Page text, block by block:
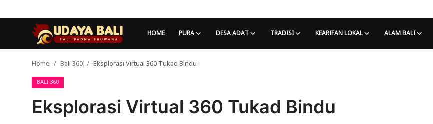
HOME PURA DESA ADAT TRADISI KEARIFAN LOKAL ALAM BALI
Desa Adat
Home Bali 360 Eksplorasi Virtual 360 Tukad Bindu
BALI 360
Eksplorasi Virtual 360 Tukad Bindu